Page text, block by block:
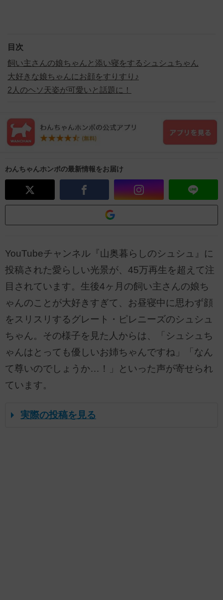
目次
飼い主さんの娘ちゃんと添い寝をするシュシュちゃん
大好きな娘ちゃんにお顔をすりすり♪
2人のヘソ天姿が可愛いと話題に！
わんちゃんホンポの最新情報をお届け
YouTubeチャンネル『山奥暮らしのシュシュ』に
投稿された愛らしい光景が、45万再生を超えて注
目されています。生後4ヶ月の飼い主さんの娘ち
ゃんのことが大好きすぎて、お昼寝中に思わず顔
をスリスリするグレート・ピレニーズのシュシュ
ちゃん。その様子を見た人からは、「シュシュち
ゃんはとっても優しいお姉ちゃんですね」「なん
て尊いのでしょうか…！」といった声が寄せられ
ています。
実際の投稿を見る